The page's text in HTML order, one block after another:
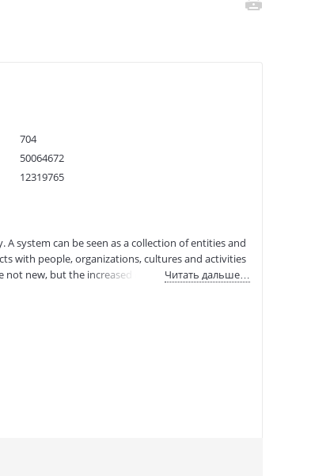
704
50064672
12319765
system can be seen as a collection of entities and
with people, organizations, cultures and activities
not new, but the increased complexity of modern
Читать дальше…